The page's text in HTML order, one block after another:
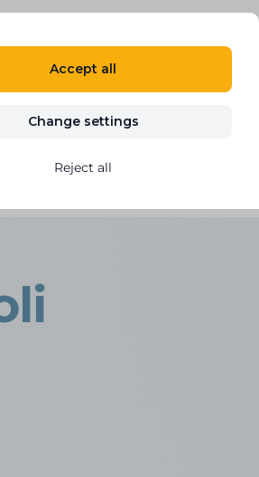
START FREE TRIAL
Accept all
Change settings
Reject all